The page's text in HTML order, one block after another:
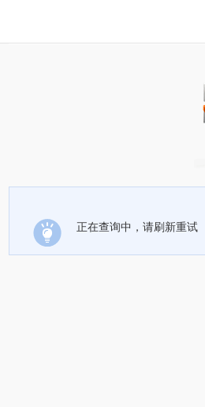
正在查询中，请刷新重试